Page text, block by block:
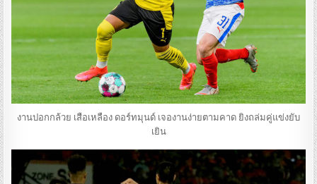
งานปอกกล้วย เสือเหลือง ดอร์ทมุนด์ เจองานง่ายตามคาด ยิงถล่มคู่แข่งยับ
เยิน